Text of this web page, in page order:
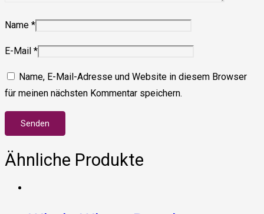
Name *
E-Mail *
Name, E-Mail-Adresse und Website in diesem Browser
für meinen nächsten Kommentar speichern.
Ähnliche Produkte